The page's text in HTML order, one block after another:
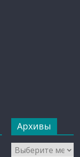
Архивы
Архивы